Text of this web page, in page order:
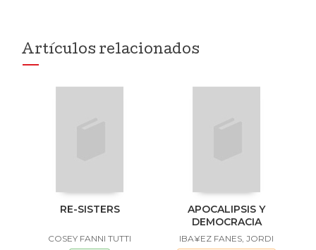
Artículos relacionados
RE-SISTERS
COSEY FANNI TUTTI
APOCALIPSIS Y
DEMOCRACIA
IBA¥EZ FANES, JORDI